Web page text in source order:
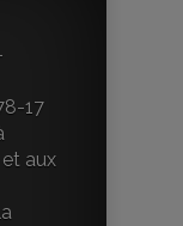
17
aux